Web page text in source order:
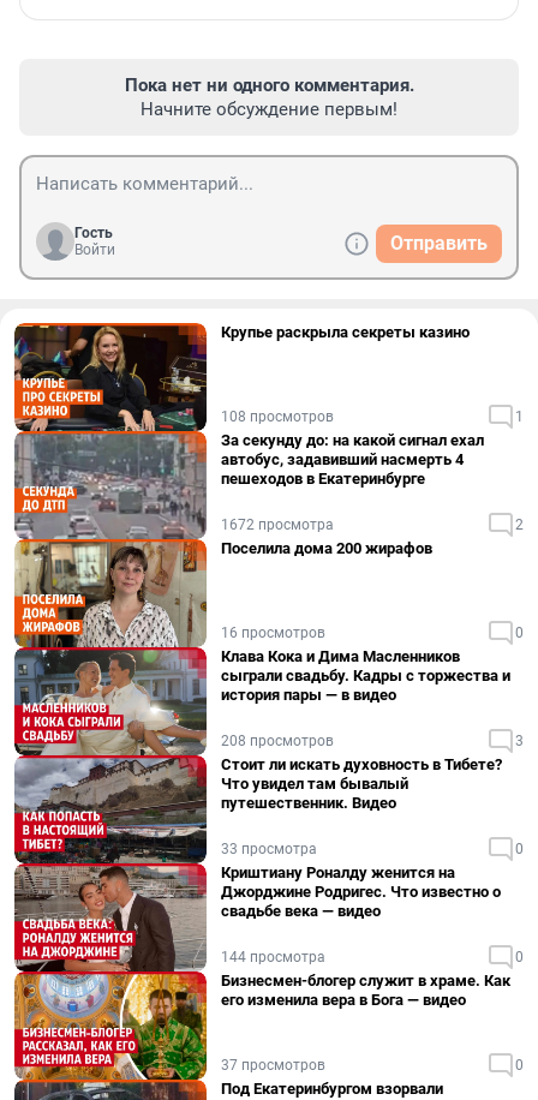
Пока нет ни одного комментария.
Начните обсуждение первым!
Гость
Войти
Отправить
Крупье раскрыла секреты казино
108 просмотров 1
За секунду до: на какой сигнал ехал
автобус, задавивший насмерть 4
пешеходов в Екатеринбурге
1672 просмотра 2
Поселила дома 200 жирафов
16 просмотров 0
Клава Кока и Дима Масленников
сыграли свадьбу. Кадры с торжества и
история пары — в видео
208 просмотров 3
Стоит ли искать духовность в Тибете?
Что увидел там бывалый
путешественник. Видео
33 просмотра 0
Криштиану Роналду женится на
Джорджине Родригес. Что известно о
свадьбе века — видео
144 просмотра 0
Бизнесмен-блогер служит в храме. Как
его изменила вера в Бога — видео
37 просмотров 0
Под Екатеринбургом взорвали